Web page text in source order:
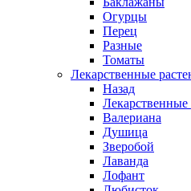
Огурцы
Перец
Разные
Томаты
Лекарственные
Назад
Лекарственные
Валериана
Душица
Зверобой
Лаванда
Лофант